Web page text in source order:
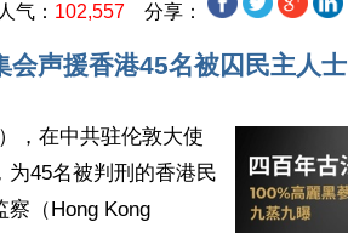
人气： 102,557 分享：
会声援香港45名被囚民主人士
，在中共驻伦敦大使
45名被判刑的香港民
察（Hong Kong